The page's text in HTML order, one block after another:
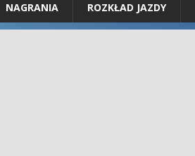
NAGRANIA ROZKŁAD JAZDY